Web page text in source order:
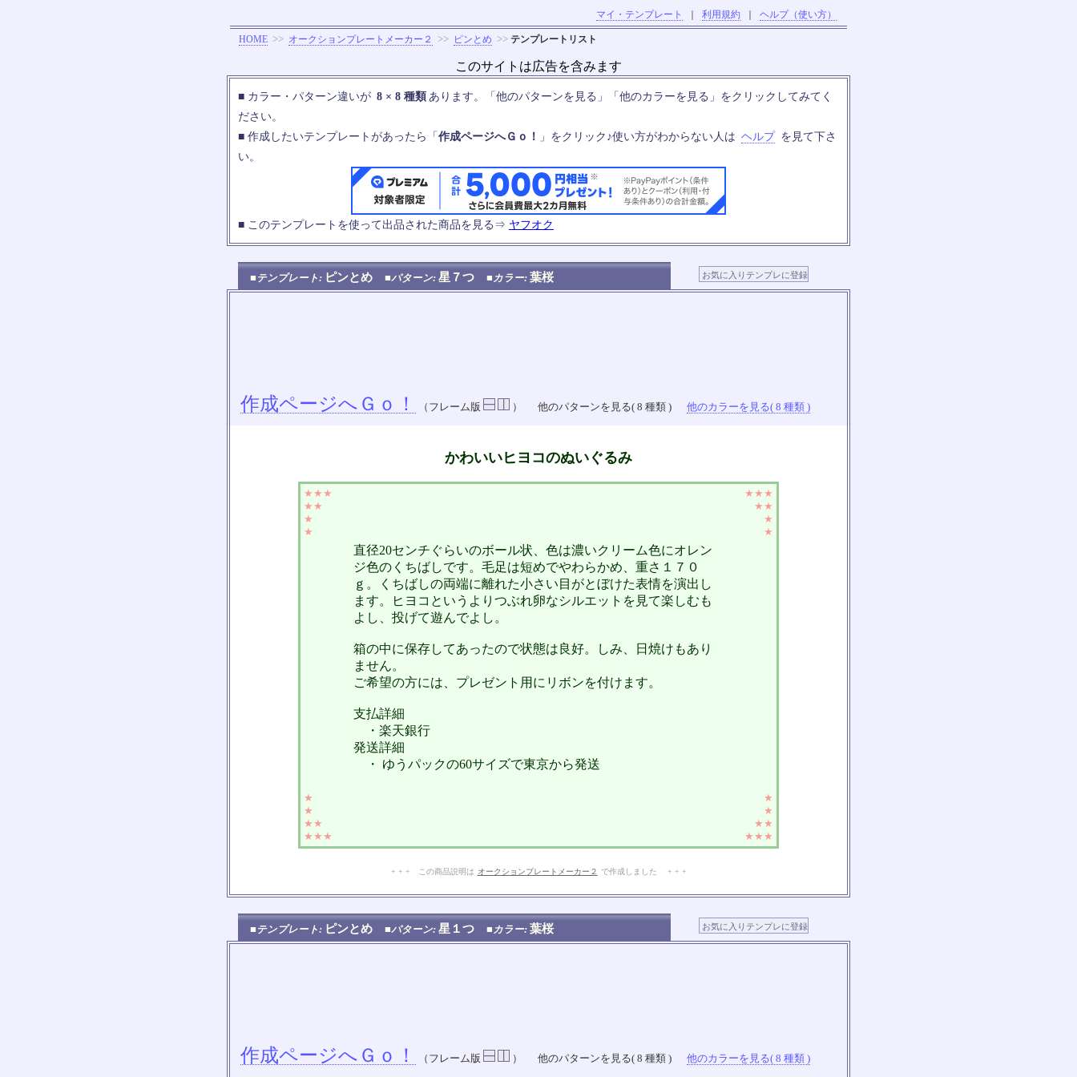
マイ・テンプレート 利用規約 ヘルプ（使い方）
HOME >> オークションプレートメーカー２ >> ピンとめ >> テンプレートリスト
このサイトは広告を含みます
■ カラー・パターン違いが 8 × 8 種類 あります。「他のパターンを見る」「他のカラーを見る」をクリックしてみてく
ださい。
■ 作成したいテンプレートがあったら「 作成ページへＧｏ！ 」をクリック♪使い方がわからない人は ヘルプ を見て下さ
い。
■ このテンプレートを使って出品された商品を見る⇒ ヤフオク
■テンプレート: ピンとめ ■パターン: 星７つ ■カラー: 葉桜
作成ページへＧｏ！ （フレーム版 ） 他のパターンを見る( 8 種類 ) 他のカラーを見る( 8 種類 )
かわいいヒヨコのぬいぐるみ
★★★
★★
★
★
★★★
★★
★
★
直径20センチぐらいのボール状、色は濃いクリーム色にオレン
ジ色のくちばしです。毛足は短めでやわらかめ、重さ１７０
ｇ。くちばしの両端に離れた小さい目がとぼけた表情を演出し
ます。ヒヨコというよりつぶれ卵なシルエットを見て楽しむも
よし、投げて遊んでよし。
箱の中に保存してあったので状態は良好。しみ、日焼けもあり
ません。
ご希望の方には、プレゼント用にリボンを付けます。
支払詳細
・楽天銀行
発送詳細
・ ゆうパックの60サイズで東京から発送
★
★
★★
★★★
★
★
★★
★★★
+ + + この商品説明は オークションプレートメーカー２ で作成しました + + +
■テンプレート: ピンとめ ■パターン: 星１つ ■カラー: 葉桜
作成ページへＧｏ！ （フレーム版 ） 他のパターンを見る( 8 種類 ) 他のカラーを見る( 8 種類 )